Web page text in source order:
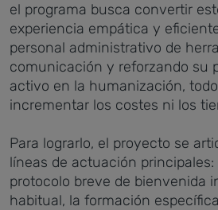
el programa busca convertir
experiencia empática y
personal administrativo de
comunicación y reforzando su
activo en la humanización,
incrementar los costes ni los
Para lograrlo, el proyecto se
líneas de actuación
protocolo breve de bienvenida
habitual, la formación